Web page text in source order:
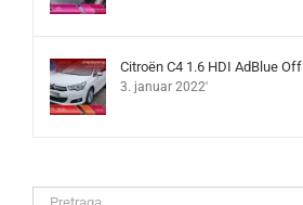
Citroën C4 1.6 HDI AdBlue Off
3. januar 2022'
Search